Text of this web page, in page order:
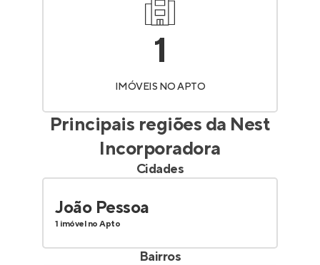
1
IMÓVEIS NO APTO
Principais regiões da Nest
Incorporadora
Cidades
João Pessoa
1 imóvel no Apto
Bairros